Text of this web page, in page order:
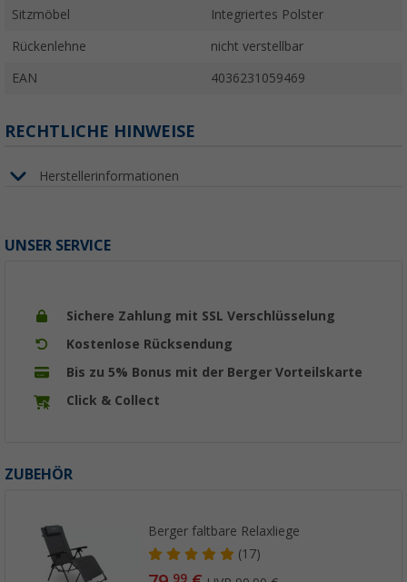
Sitzmöbel Integriertes Polster
Rückenlehne nicht verstellbar
EAN 4036231059469
RECHTLICHE HINWEISE
Herstellerinformationen
UNSER SERVICE
Sichere Zahlung mit SSL Verschlüsselung
Kostenlose Rücksendung
Bis zu 5% Bonus mit der Berger Vorteilskarte
Click & Collect
ZUBEHÖR
Berger faltbare Relaxliege
(17)
99